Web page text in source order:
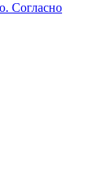
Согласно